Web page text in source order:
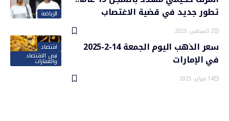
الرياضة
تطور جديد في قضية الاغتصاب
2 أغسطس، 2025
اقتصاد
نبض الاقتصاد
والعقارات
سعر الذهب اليوم الجمعة 14-2-2025
في الإمارات
14 فبراير، 2025